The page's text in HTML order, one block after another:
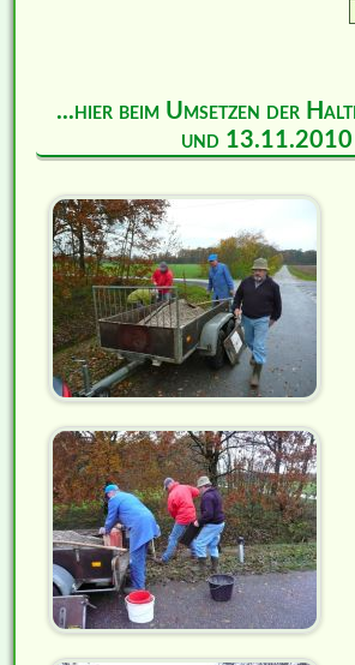
...hier beim Umsetzen der
und 13.11.2010